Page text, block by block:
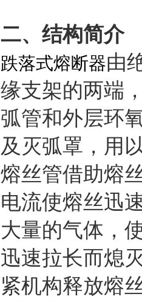
二、结构简介
跌落式熔断器由
缘支架的两端
弧管和外层环
及灭弧罩，用
熔丝管借助熔
电流使熔丝迅
大量的气体，
迅速拉长而熄
紧机构释放熔